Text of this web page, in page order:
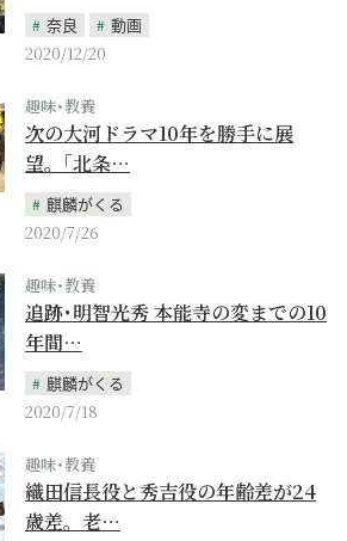
奈良
動画
2020/12/20
趣味･教養
次の大河ドラマ10年を勝手に展
望。｢北条…
麒麟がくる
2020/7/26
趣味･教養
追跡･明智光秀 本能寺の変までの10
年間…
麒麟がくる
2020/7/18
趣味･教養
織田信長役と秀吉役の年齢差が24
歳差。老…